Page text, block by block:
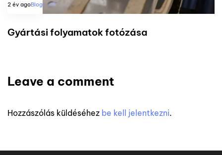
2 év agoBlog
Gyártási folyamatok fotózása
Leave a comment
Hozzászólás küldéséhez be kell jelentkezni.